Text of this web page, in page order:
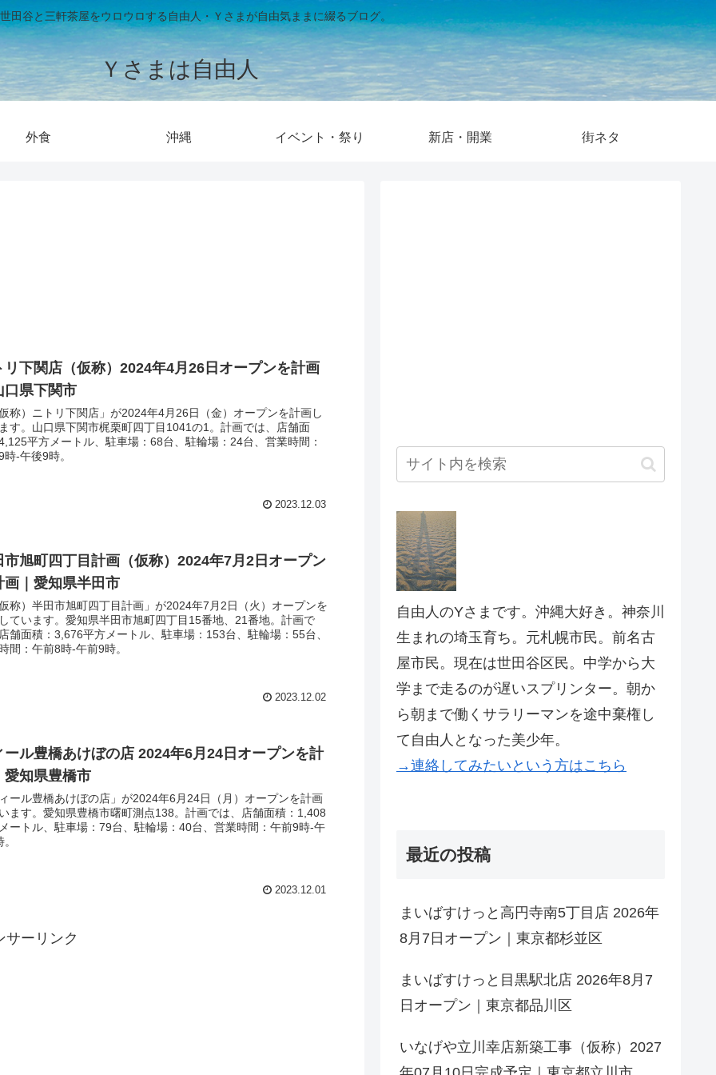
田谷と三軒茶屋をウロウロする自由人・Ｙさまが自由気ままに綴るブログ。
Ｙさまは自由人
外食 沖縄 イベント・祭り 新店・開業 街ネタ
リ下関店（仮称）2024年4月26日オープンを計画
口県下関市
称）ニトリ下関店」が2024年4月26日（金）オープンを計画し
す。山口県下関市梶栗町四丁目1041の1。計画では、店舗面
平方メートル、駐車場：68台、駐輪場：24台、営業時間：
時-午後9時。
2023.12.03
市旭町四丁目計画（仮称）2024年7月2日オープン
画｜愛知県半田市
称）半田市旭町四丁目計画」が2024年7月2日（火）オープンを
ています。愛知県半田市旭町四丁目15番地、21番地。計画で
舗面積：3,676平方メートル、駐車場：153台、駐輪場：55台、
間：午前8時-午前9時。
2023.12.02
ール豊橋あけぼの店 2024年6月24日オープンを計
愛知県豊橋市
ール豊橋あけぼの店」が2024年6月24日（月）オープンを計画
ます。愛知県豊橋市曙町測点138。計画では、店舗面積：1,408
ートル、駐車場：79台、駐輪場：40台、営業時間：午前9時-午
2023.12.01
サーリンク
自由人のYさまです。沖縄大好き。神奈川
生まれの埼玉育ち。元札幌市民。前名古
屋市民。現在は世田谷区民。中学から大
学まで走るのが遅いスプリンター。朝か
ら朝まで働くサラリーマンを途中棄権し
て自由人となった美少年。
→連絡してみたいという方はこちら
最近の投稿
まいばすけっと高円寺南5丁目店 2026年
8月7日オープン｜東京都杉並区
まいばすけっと目黒駅北店 2026年8月7
日オープン｜東京都品川区
いなげや立川幸店新築工事（仮称）2027